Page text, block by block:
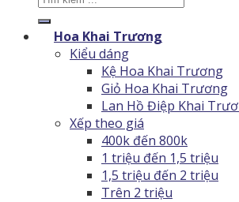
kiếm:
Hoa Khai Trương
Kiểu dáng
Kệ Hoa Khai Trương
Giỏ Hoa Khai Trương
Lan Hồ Điệp Khai
Xếp theo giá
400k đến 800k
1 triệu đến 1,5 triệu
1,5 triệu đến 2 triệu
Trên 2 triệu